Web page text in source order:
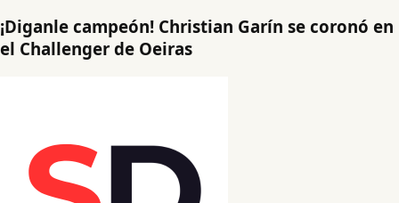
¡Diganle campeón! Christian Garín se coronó en
el Challenger de Oeiras